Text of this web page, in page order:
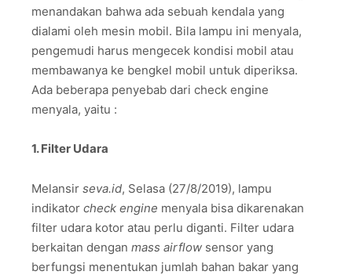
menandakan bahwa ada sebuah kendala yang
dialami oleh mesin mobil. Bila lampu ini menyala,
pengemudi harus mengecek kondisi mobil atau
membawanya ke bengkel mobil untuk diperiksa.
Ada beberapa penyebab dari check engine
menyala, yaitu :
1. Filter Udara
Melansir seva.id, Selasa (27/8/2019), lampu
indikator check engine menyala bisa dikarenakan
filter udara kotor atau perlu diganti. Filter udara
berkaitan dengan mass airflow sensor yang
berfungsi menentukan jumlah bahan bakar yang